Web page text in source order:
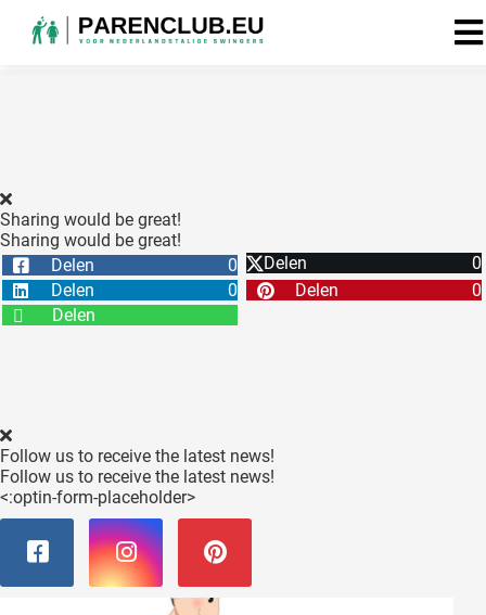
Sharing would be great!
Sharing would be great!
Delen
0 Delen
0
Delen
0 Delen
0
Delen
Follow us to receive the latest news!
Follow us to receive the latest news!
<:optin-form-placeholder>